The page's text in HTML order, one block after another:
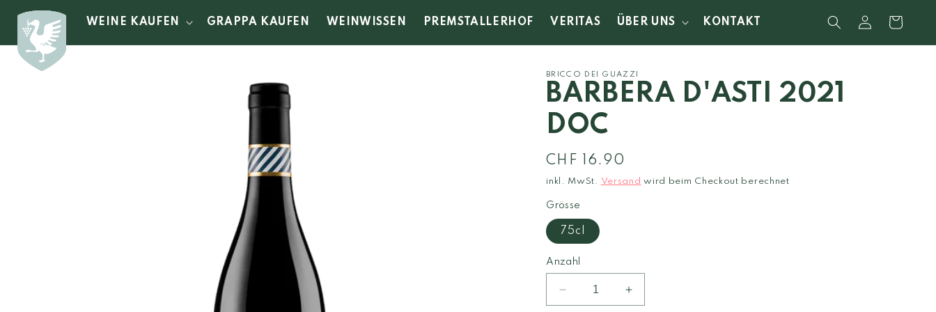
zum
Inhalt
WEINE KAUFEN GRAPPA KAUFEN WEINWISSEN PREMSTALLERHOF VERITAS ÜBER UNS KONTAKT EinloggenWarenkorb
BRICCO DEI GUAZZI
BARBERA D'ASTI 2021
DOC
Normaler
Preis
CHF 16.90
inkl. MwSt. Versand wird beim Checkout berechnet
Grösse
75cl
Anzahl
Verringere
Erhöhe